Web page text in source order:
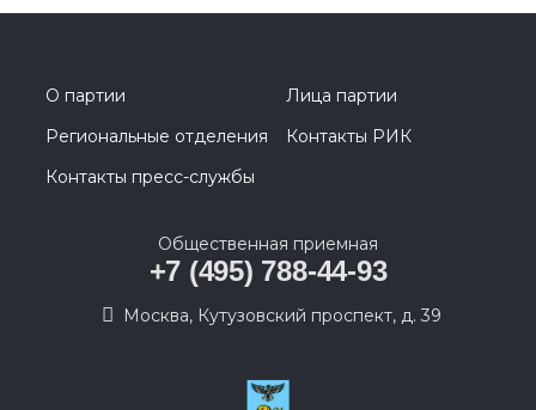
О партии
Лица партии
Региональные отделения
Контакты РИК
Контакты пресс-службы
Общественная приемная
+7 (495) 788-44-93
Москва, Кутузовский проспект, д. 39